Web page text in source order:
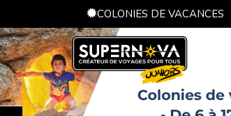
COLONIES DE VACANCES